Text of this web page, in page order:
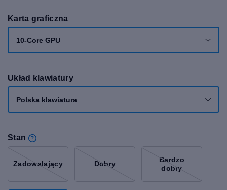
Karta graficzna
10-Core GPU
Układ klawiatury
Polska klawiatura
Stan
Zadowalający Dobry
Bardzo
dobry